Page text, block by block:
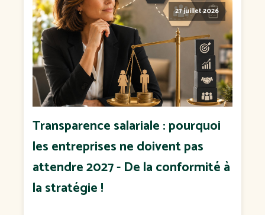
27 juillet 2026
Transparence salariale : pourquoi
les entreprises ne doivent pas
attendre 2027 - De la conformité à
la stratégie !